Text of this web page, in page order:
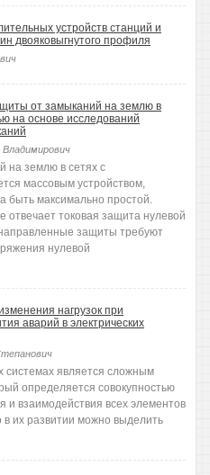
устройств станций и
двояковыгнутого профиля
от замыканий на землю в
на основе исследований
на землю в сетях с
массовым устройством,
быть максимально простой.
токовая защита нулевой
защиты требуют
нулевой
нагрузок при
аварий в электрических
системах является сложным
определяется совокупностью
и взаимодействия всех элементов
в их развитии можно выделить